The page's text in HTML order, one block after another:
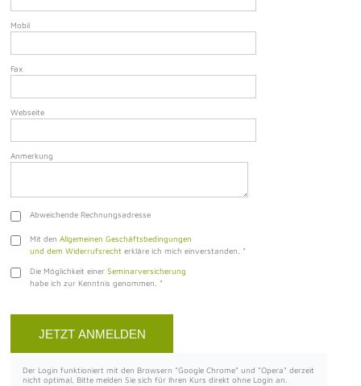
Mobil
Fax
Webseite
Anmerkung
Abweichende Rechnungsadresse
Mit den Allgemeinen Geschäftsbedingungen
und dem Widerrufsrecht erkläre ich mich einverstanden. *
Die Möglichkeit einer Seminarversicherung
habe ich zur Kenntnis genommen. *
Der Login funktioniert mit den Browsern "Google Chrome" und "Opera" derzeit
nicht optimal. Bitte melden Sie sich für Ihren Kurs direkt ohne Login an.